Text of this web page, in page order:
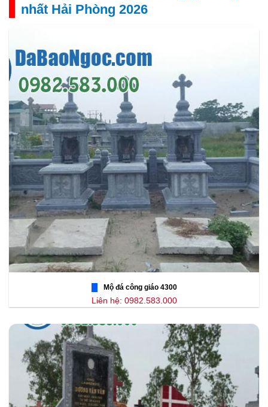
nhất Hải Phòng 2026
Mộ đá công giáo 4300
Liên hệ: 0982.583.000